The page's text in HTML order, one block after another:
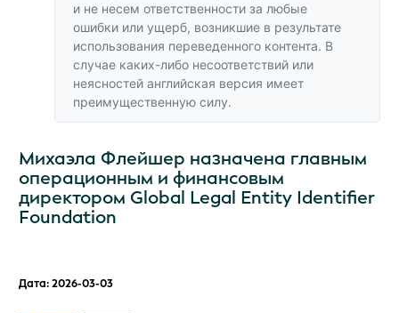
и не несем ответственности за любые
ошибки или ущерб, возникшие в результате
использования переведенного контента. В
случае каких-либо несоответствий или
неясностей английская версия имеет
преимущественную силу.
Михаэла Флейшер назначена главным
операционным и финансовым
директором Global Legal Entity Identifier
Foundation
Дата: 2026-03-03